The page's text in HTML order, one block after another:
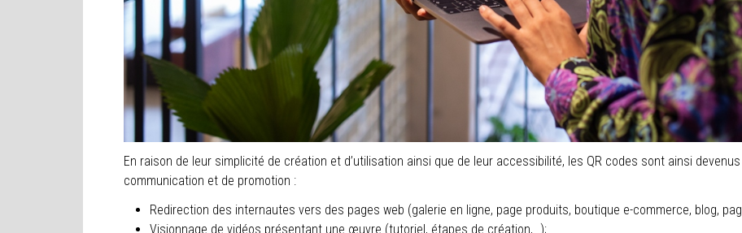
En raison de leur simplicité de création et d’utilisation ainsi que de leur accessibilité, les QR codes sont ainsi
communication et de promotion :
Redirection des internautes vers des pages web (galerie en ligne, page produits, boutique e-commerce, blog,
Visionnage de vidéos présentant une œuvre (tutoriel, étapes de création,…);